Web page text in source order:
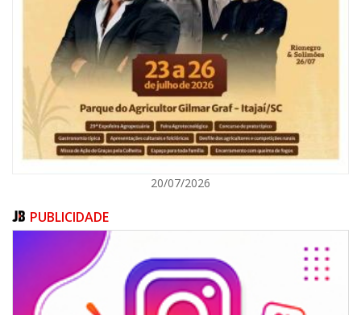
09/08/2026 | 07:00
Painel NIMOB 2026 reúne as principais lideranças para debater o futuro
econômico e imobiliário de Itajaí
BALNEÁRIO CAMBORIÚ
20/07/2026
PUBLICIDADE